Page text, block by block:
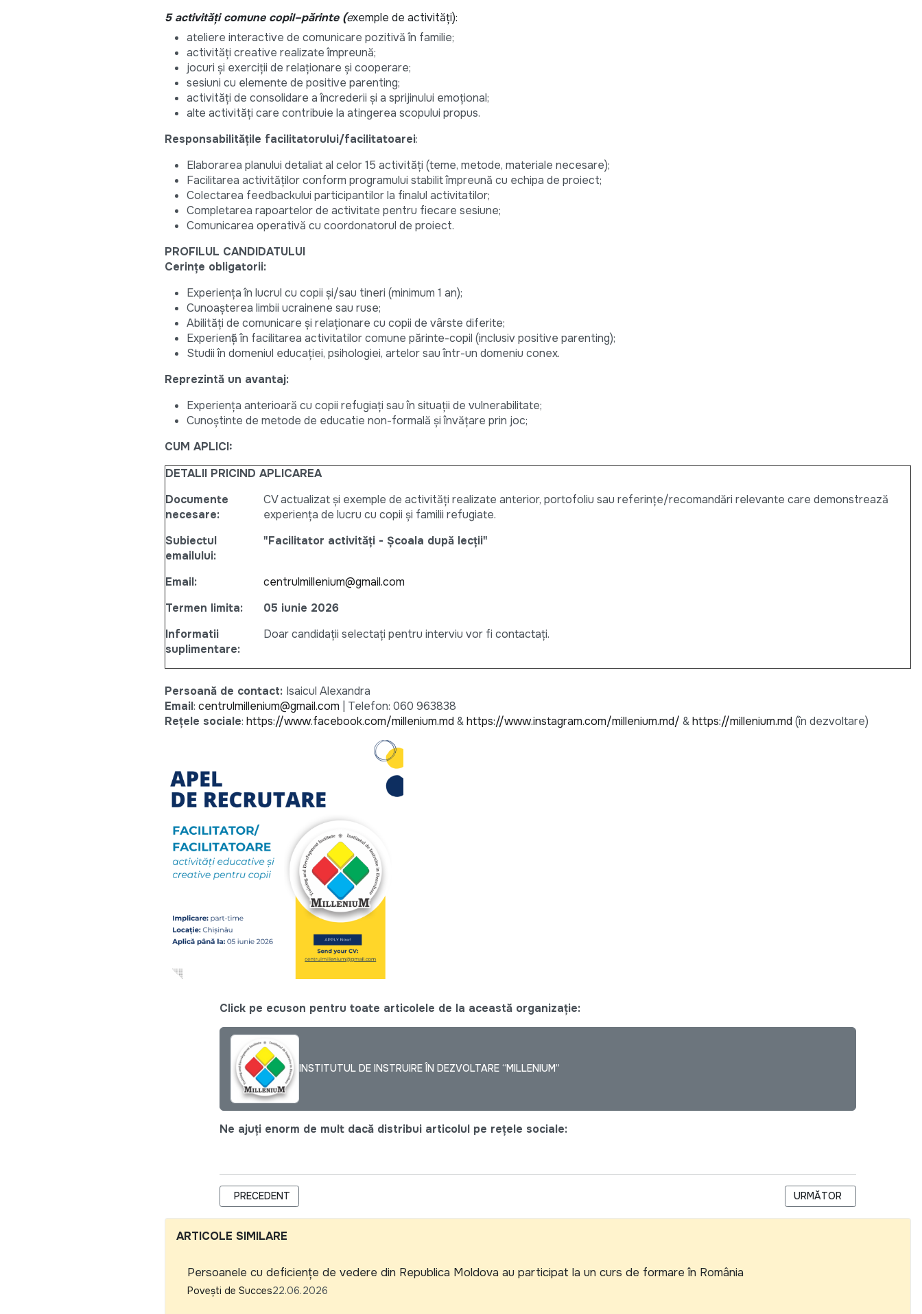
5 activități comune copil–părinte (exemple de activități):
ateliere interactive de comunicare pozitivă în familie;
activități creative realizate împreună;
jocuri și exerciții de relaționare și cooperare;
sesiuni cu elemente de positive parenting;
activități de consolidare a încrederii și a sprijinului emoțional;
alte activități care contribuie la atingerea scopului propus.
Responsabilitățile facilitatorului/facilitatoarei:
Elaborarea planului detaliat al celor 15 activități (teme, metode, materiale necesare);
Facilitarea activităților conform programului stabilit împreună cu echipa de proiect;
Colectarea feedbackului participantilor la finalul activitatilor;
Completarea rapoartelor de activitate pentru fiecare sesiune;
Comunicarea operativă cu coordonatorul de proiect.
PROFILUL CANDIDATULUI
Cerințe obligatorii:
Experiența în lucrul cu copii și/sau tineri (minimum 1 an);
Cunoașterea limbii ucrainene sau ruse;
Abilități de comunicare și relaționare cu copii de vârste diferite;
Experiență în facilitarea activitatilor comune părinte-copil (inclusiv positive parenting);
Studii în domeniul educației, psihologiei, artelor sau într-un domeniu conex.
Reprezintă un avantaj:
Experiența anterioară cu copii refugiați sau în situații de vulnerabilitate;
Cunoștinte de metode de educatie non-formală și învățare prin joc;
CUM APLICI:
DETALII PRICIND APLICAREA
Documente
necesare:
CV actualizat și exemple de activități realizate anterior, portofoliu sau referințe/recomandări relevante care demonstrează
experiența de lucru cu copii și familii refugiate.
Subiectul
emailului:
"Facilitator activități - Școala după lecții"
Email:
centrulmillenium@gmail.com
Termen limita:
05 iunie 2026
Informatii
suplimentare:
Doar candidații selectați pentru interviu vor fi contactați.
Persoană de contact: Isaicul Alexandra
Email: centrulmillenium@gmail.com | Telefon: 060 963838
Rețele sociale: https://www.facebook.com/millenium.md &https://www.instagram.com/millenium.md/ &https://millenium.md (în dezvoltare)
Click pe ecuson pentru toate articolele de la această organizație:
INSTITUTUL DE INSTRUIRE ÎN DEZVOLTARE “MILLENIUM”
Ne ajuți enorm de mult dacă distribui articolul pe rețele sociale:
ARTICOL PRECEDENT: CONCURS DE ANGAJARE ASISTENT/Ă DE PROIECT
PRECEDENT ARTICOLUL URMĂTOR:
URMĂTOR
ARTICOLE SIMILARE
Persoanele cu deficiențe de vedere din Republica Moldova au participat la un curs de formare în România
Povești de Succes22.06.2026